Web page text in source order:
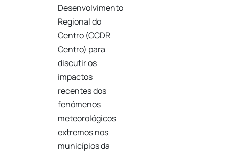
Desenvolvimento
Regional do
Centro (CCDR
Centro) para
discutir os
impactos
recentes dos
fenómenos
meteorológicos
extremos nos
municípios da